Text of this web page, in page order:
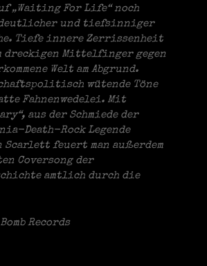
„Waiting For Life“ noch
und tiefsinniger
Tiefe innere Zerrissenheit
dreckigen Mittelfinger gegen
Welt am Abgrund.
wütende Töne
Fahnenwedelei. Mit
aus der Schmiede der
Death-Rock Legende
Scarlett feuert man außerdem
Coversong der
amtlich durch die
Records